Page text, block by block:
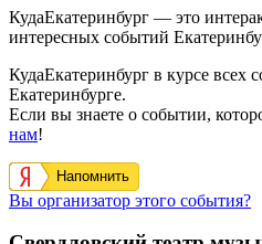
КудаЕкатеринбург — это
интересных событий
КудаЕкатеринбург в курсе всех
Екатеринбурге.
Если вы знаете о событии,
нам!
Напомнить
Вы организатор этого события?